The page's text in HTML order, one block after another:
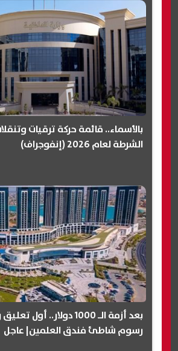
بالأسماء.. قائمة حركة ترقيات
الشرطة لعام 2026 (إنفوجراف)
بعد أزمة الـ 1000 دولار..
رسوم شاطئ فندق العلمين| عاجل